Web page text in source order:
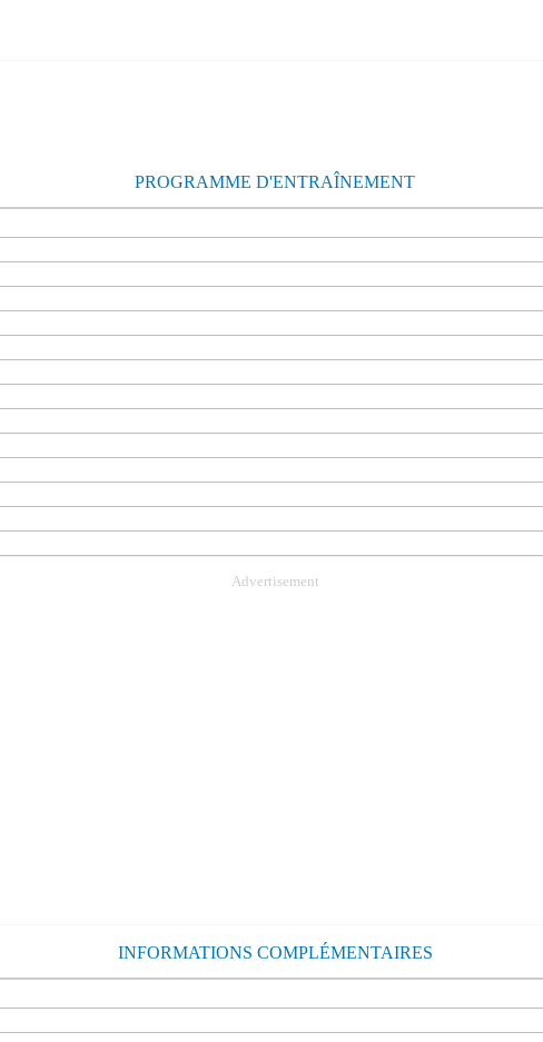
PROGRAMME D'ENTRAÎNEMENT
Advertisement
INFORMATIONS COMPLÉMENTAIRES